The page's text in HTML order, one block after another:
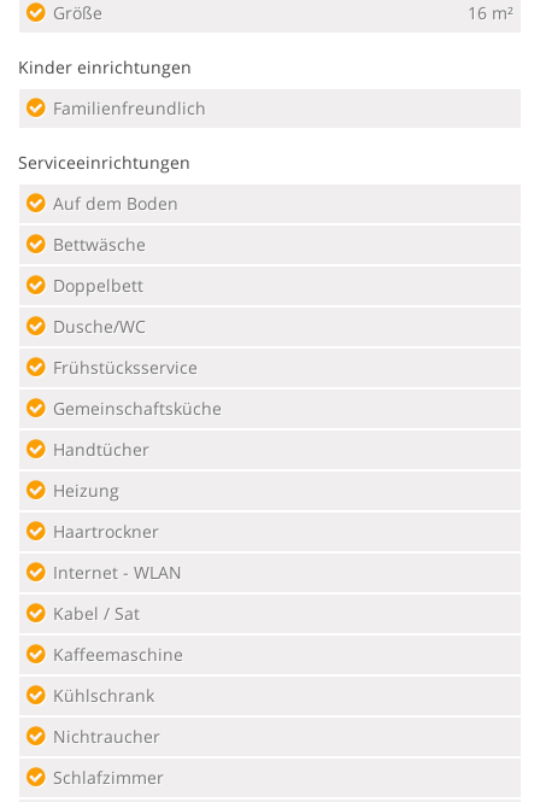
Größe
16 m²
Kinder einrichtungen
Familienfreundlich
Serviceeinrichtungen
Auf dem Boden
Bettwäsche
Doppelbett
Dusche/WC
Frühstücksservice
Gemeinschaftsküche
Handtücher
Heizung
Haartrockner
Internet - WLAN
Kabel / Sat
Kaffeemaschine
Kühlschrank
Nichtraucher
Schlafzimmer